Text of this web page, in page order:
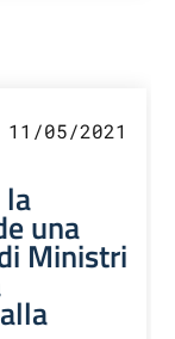
11/05/2021
una
Ministri